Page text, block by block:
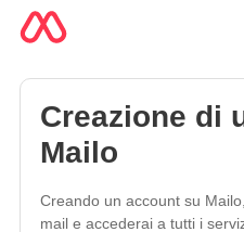
Creazione di
Mailo
Creando un account su
mail e accederai a tutti i